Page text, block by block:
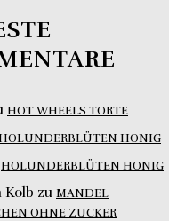
HOT WHEELS TORTE
HONIG
HOLUNDERBLÜTEN HONIG
Kolb zu MANDEL
OHNE ZUCKER